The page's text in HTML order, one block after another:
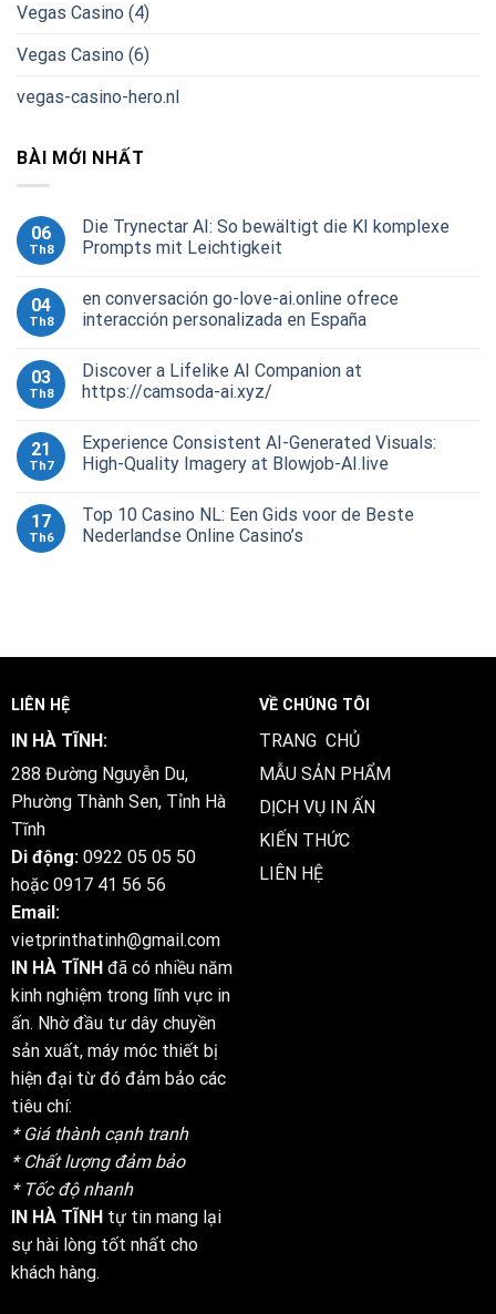
Vegas Casino (4)
Vegas Casino (6)
vegas-casino-hero.nl
BÀI MỚI NHẤT
06
Th8
Die Trynectar AI: So bewältigt die KI komplexe
Prompts mit Leichtigkeit
04
Th8
en conversación go-love-ai.online ofrece
interacción personalizada en España
03
Th8
Discover a Lifelike AI Companion at
https://camsoda-ai.xyz/
21
Th7
Experience Consistent AI-Generated Visuals:
High-Quality Imagery at Blowjob-AI.live
17
Th6
Top 10 Casino NL: Een Gids voor de Beste
Nederlandse Online Casino’s
LIÊN HỆ
IN HÀ TĨNH:
288 Đường Nguyễn Du,
Phường Thành Sen, Tỉnh Hà
Tĩnh
Di động: 0922 05 05 50
hoặc 0917 41 56 56
Email:
vietprinthatinh@gmail.com
IN HÀ TĨNH đã có nhiều năm
kinh nghiệm trong lĩnh vực in
ấn. Nhờ đầu tư dây chuyền
sản xuất, máy móc thiết bị
hiện đại từ đó đảm bảo các
tiêu chí:
* Giá thành cạnh tranh
* Chất lượng đảm bảo
* Tốc độ nhanh
IN HÀ TĨNH tự tin mang lại
sự hài lòng tốt nhất cho
khách hàng.
VỀ CHÚNG TÔI
TRANG CHỦ
MẪU SẢN PHẨM
DỊCH VỤ IN ẤN
KIẾN THỨC
LIÊN HỆ